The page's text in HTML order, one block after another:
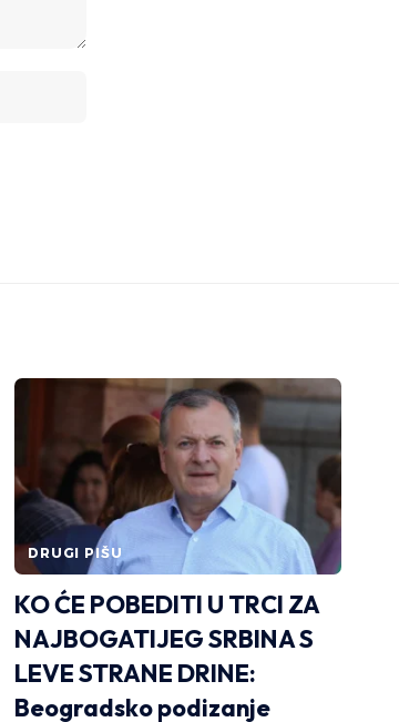
DRUGI PIŠU
KO ĆE POBEDITI U TRCI ZA
NAJBOGATIJEG SRBINA S
LEVE STRANE DRINE:
Beogradsko podizanje